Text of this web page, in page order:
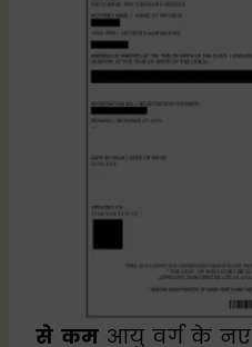
से कम आयु वर्ग के नए